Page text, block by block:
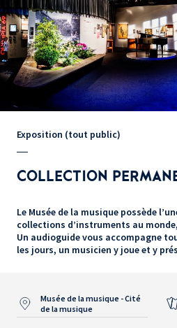
Exposition (tout public)
COLLECTION
Le Musée de la musique possède
collections d’instruments au
Un audioguide vous accompagne
les jours, un musicien y joue et y
Musée de la musique - Cité
de la musique